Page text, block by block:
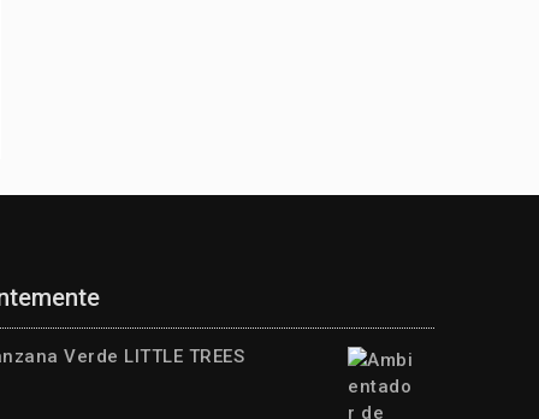
Verde LITTLE TREES